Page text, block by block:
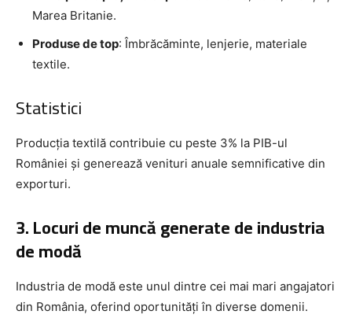
Marea Britanie.
Produse de top: Îmbrăcăminte, lenjerie, materiale
textile.
Statistici
Producția textilă contribuie cu peste 3% la PIB-ul
României și generează venituri anuale semnificative din
exporturi.
3. Locuri de muncă generate de industria
de modă
Industria de modă este unul dintre cei mai mari angajatori
din România, oferind oportunități în diverse domenii.